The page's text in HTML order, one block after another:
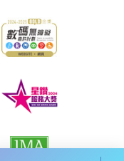
適用於手機)、
WeChat